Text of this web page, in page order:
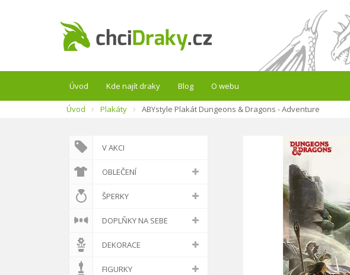
Úvod Kde najít draky Blog O webu
Úvod Plakáty ABYstyle Plakát Dungeons & Dragons - Adventure
V AKCI
OBLEČENÍ
ŠPERKY
DOPLŇKY NA SEBE
DEKORACE
FIGURKY